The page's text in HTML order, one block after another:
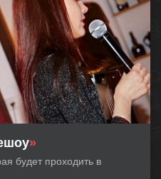
»
будет проходить в